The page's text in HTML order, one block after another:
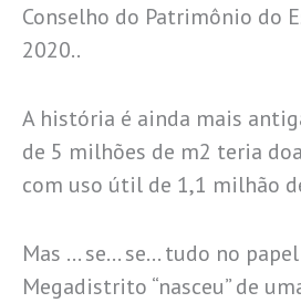
Conselho do Patrimônio do
2020..
A história é ainda mais
de 5 milhões de m2 teria
com uso útil de 1,1 milhão
Mas … se… se… tudo no
Megadistrito “nasceu” de